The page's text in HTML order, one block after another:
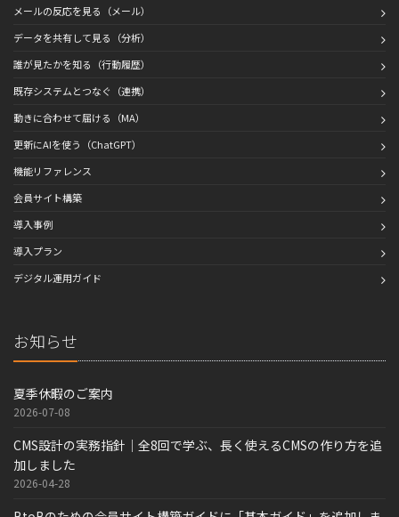
メールの反応を見る（メール）
データを共有して見る（分析）
誰が見たかを知る（行動履歴）
既存システムとつなぐ（連携）
動きに合わせて届ける（MA）
更新にAIを使う（ChatGPT）
機能リファレンス
会員サイト構築
導入事例
導入プラン
デジタル運用ガイド
お知らせ
夏季休暇のご案内
2026-07-08
CMS設計の実務指針｜全8回で学ぶ、長く使えるCMSの作り方を追
加しました
2026-04-28